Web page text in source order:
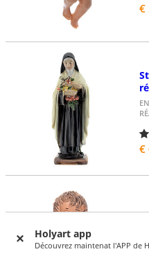
Holyart app
Découvrez maintenat l'APP de
€
€